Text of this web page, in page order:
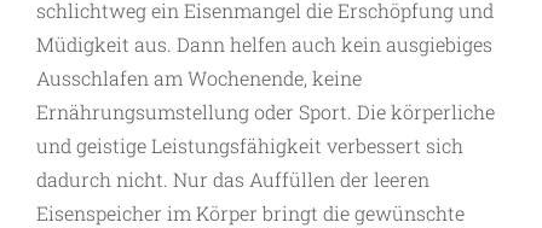
schlichtweg ein Eisenmangel die Erschöpfung und
Müdigkeit aus. Dann helfen auch kein ausgiebiges
Ausschlafen am Wochenende, keine
Ernährungsumstellung oder Sport. Die körperliche
und geistige Leistungsfähigkeit verbessert sich
dadurch nicht. Nur das Auffüllen der leeren
Eisenspeicher im Körper bringt die gewünschte